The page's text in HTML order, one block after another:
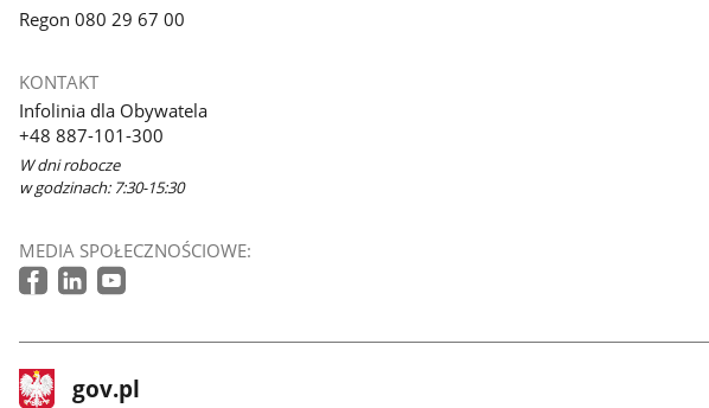
Regon 080 29 67 00
KONTAKT
Infolinia dla Obywatela
+48 887-101-300
W dni robocze
w godzinach: 7:30-15:30
MEDIA SPOŁECZNOŚCIOWE:
stopka
gov.pl Strona
gov.pl